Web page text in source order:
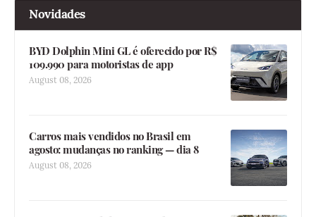
Novidades
BYD Dolphin Mini GL é oferecido por R$
109.990 para motoristas de app
August 08, 2026
Carros mais vendidos no Brasil em
agosto: mudanças no ranking — dia 8
August 08, 2026